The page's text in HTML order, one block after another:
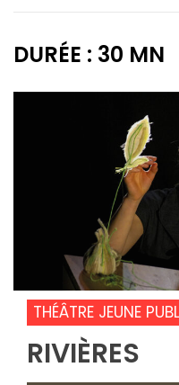
DURÉE : 30 MN
THÉÂTRE JEUNE
RIVIÈRES